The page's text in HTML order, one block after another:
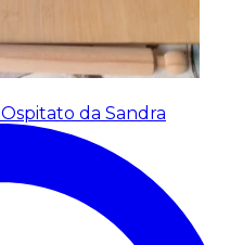
Ospitato da Sandra